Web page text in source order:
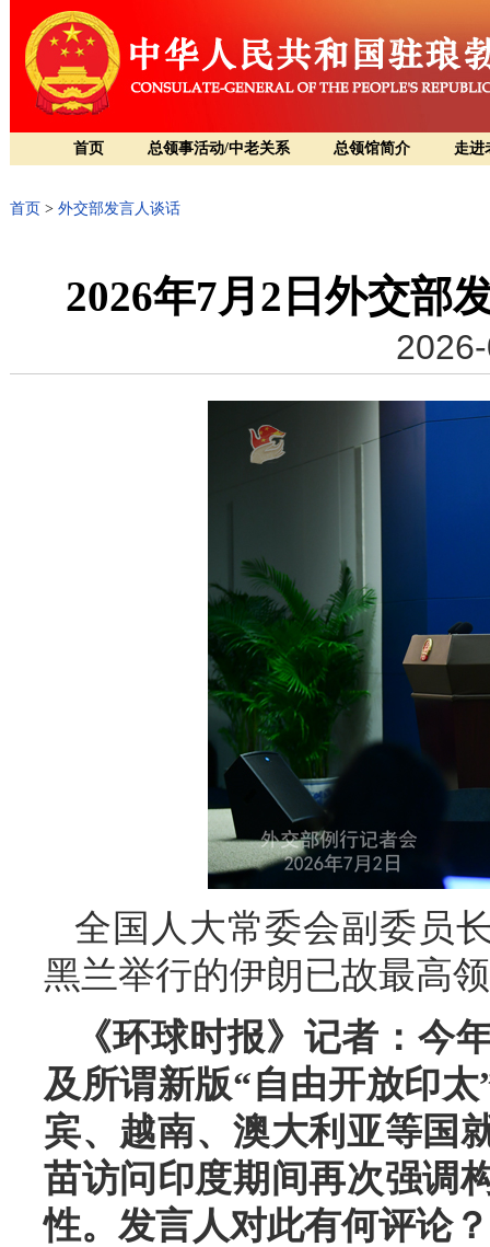
首页 总领事活动/中老关系 总领馆简介 走进
首页 > 外交部发言人谈话
2026年7月2日外交部
全国人大常委会副委员
黑兰举行的伊朗已故最高
《环球时报》记者：今
及所谓新版“自由开放印
宾、越南、澳大利亚等国
苗访问印度期间再次强调
性。发言人对此有何评论？